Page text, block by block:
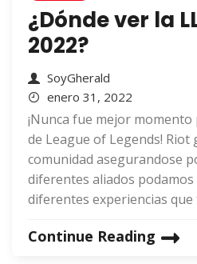
¿Dónde ver la
2022?
SoyGherald
enero 31, 2022
¡Nunca fue mejor
de League of Legends! Riot
comunidad asegurandose
diferentes aliados
diferentes experiencias que
Continue Reading